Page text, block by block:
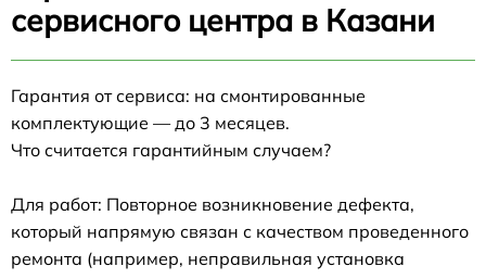
сервисного центра в Казани
Гарантия от сервиса: на смонтированные
комплектующие — до 3 месяцев.
Что считается гарантийным случаем?
Для работ: Повторное возникновение дефекта,
который напрямую связан с качеством проведенного
ремонта (например, неправильная установка